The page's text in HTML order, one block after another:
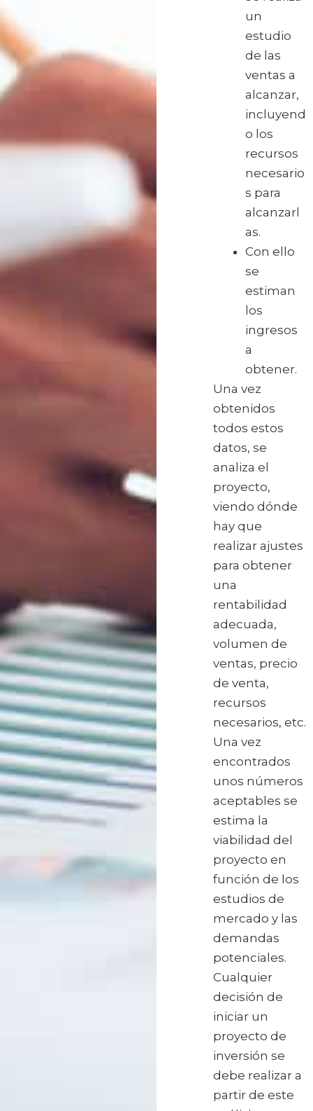
un
estudio
de las
ventas a
alcanzar,
incluyend
o los
recursos
necesario
s para
alcanzarl
as.
Con ello
se
estiman
los
ingresos
a
obtener.
Una vez
obtenidos
todos estos
datos, se
analiza el
proyecto,
viendo dónde
hay que
realizar ajustes
para obtener
una
rentabilidad
adecuada,
volumen de
ventas, precio
de venta,
recursos
necesarios, etc.
Una vez
encontrados
unos números
aceptables se
estima la
viabilidad del
proyecto en
función de los
estudios de
mercado y las
demandas
potenciales.
Cualquier
decisión de
iniciar un
proyecto de
inversión se
debe realizar a
partir de este